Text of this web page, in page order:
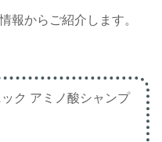
報からご紹介します。
ク アミノ酸シャンプ